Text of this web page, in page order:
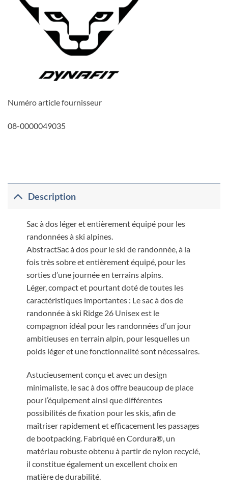
Numéro article fournisseur
08-0000049035
Description
Sac à dos léger et entièrement équipé pour les
randonnées à ski alpines.
AbstractSac à dos pour le ski de randonnée, à la
fois très sobre et entièrement équipé, pour les
sorties d’une journée en terrains alpins.
Léger, compact et pourtant doté de toutes les
caractéristiques importantes : Le sac à dos de
randonnée à ski Ridge 26 Unisex est le
compagnon idéal pour les randonnées d’un jour
ambitieuses en terrain alpin, pour lesquelles un
poids léger et une fonctionnalité sont nécessaires.
Astucieusement conçu et avec un design
minimaliste, le sac à dos offre beaucoup de place
pour l’équipement ainsi que différentes
possibilités de fixation pour les skis, afin de
maîtriser rapidement et efficacement les passages
de bootpacking. Fabriqué en Cordura®, un
matériau robuste obtenu à partir de nylon recyclé,
il constitue également un excellent choix en
matière de durabilité.